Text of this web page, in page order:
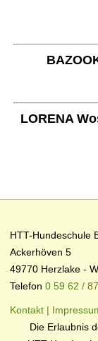
LORENA
HTT-Hundeschule
Ackerhöven 5
49770 Herzlake -
Telefon 0 59 62 /
Kontakt |
Die Erlaubnis